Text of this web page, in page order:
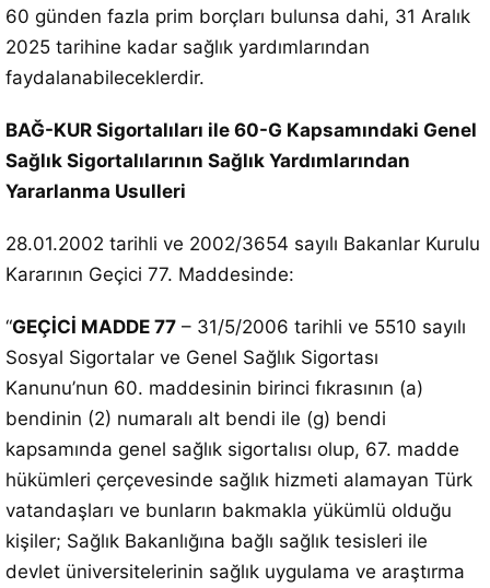
60 günden fazla prim borçları bulunsa dahi, 31 Aralık
2025 tarihine kadar sağlık yardımlarından
faydalanabileceklerdir.
BAĞ-KUR Sigortalıları ile 60-G Kapsamındaki Genel
Sağlık Sigortalılarının Sağlık Yardımlarından
Yararlanma Usulleri
28.01.2002 tarihli ve 2002/3654 sayılı Bakanlar Kurulu
Kararının Geçici 77. Maddesinde:
“GEÇİCİ MADDE 77 – 31/5/2006 tarihli ve 5510 sayılı
Sosyal Sigortalar ve Genel Sağlık Sigortası
Kanunu’nun 60. maddesinin birinci fıkrasının (a)
bendinin (2) numaralı alt bendi ile (g) bendi
kapsamında genel sağlık sigortalısı olup, 67. madde
hükümleri çerçevesinde sağlık hizmeti alamayan Türk
vatandaşları ve bunların bakmakla yükümlü olduğu
kişiler; Sağlık Bakanlığına bağlı sağlık tesisleri ile
devlet üniversitelerinin sağlık uygulama ve araştırma